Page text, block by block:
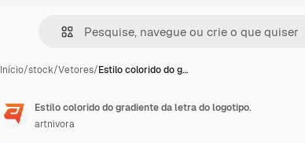
Início/stock/Vetores/Estilo colorido do g…
Estilo colorido do gradiente da letra do logotipo.
artnivora